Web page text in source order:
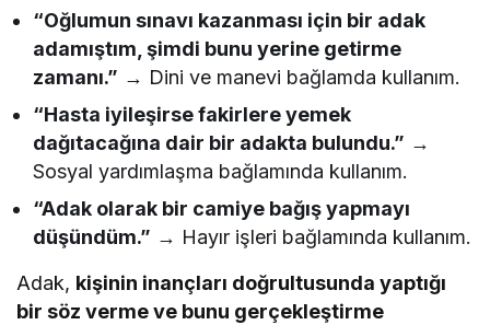
“Oğlumun sınavı kazanması için bir adak
adamıştım, şimdi bunu yerine getirme
zamanı.” → Dini ve manevi bağlamda kullanım.
“Hasta iyileşirse fakirlere yemek
dağıtacağına dair bir adakta bulundu.” →
Sosyal yardımlaşma bağlamında kullanım.
“Adak olarak bir camiye bağış yapmayı
düşündüm.” → Hayır işleri bağlamında kullanım.
Adak, kişinin inançları doğrultusunda yaptığı
bir söz verme ve bunu gerçekleştirme